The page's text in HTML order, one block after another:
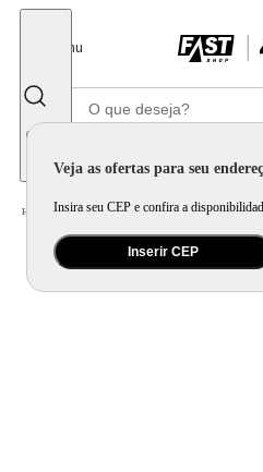
Menu
Veja as ofertas para seu
Insira seu CEP e confira a
Inserir CEP
Home Móveis e Decoração / Decoração / Vaso e Cachepot